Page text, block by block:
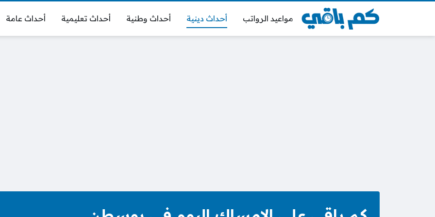
مواعيد الرواتب أحداث دينية أحداث وطنية أحداث تعليمية أحداث عامة